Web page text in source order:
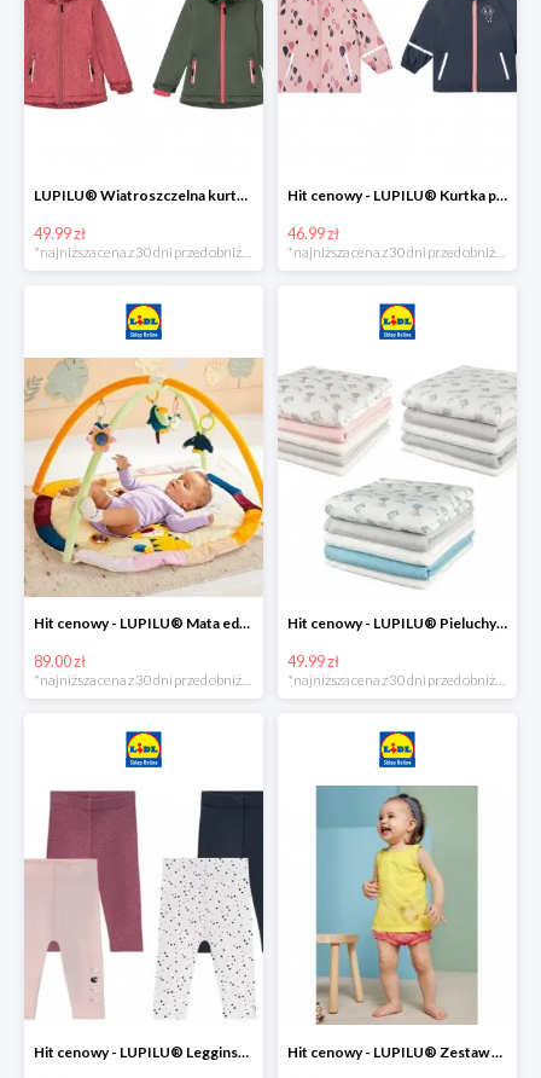
LUPILU® Wiatroszczelna kurtka dziecięca softshell, 1 sztuka
49.99 zł
Hit cenowy - LUPILU® Kurtka przeciwdeszczowa dziewczęca, 1 sztuka
46.99 zł
Hit cenowy - LUPILU® Mata edukacyjna dla niemowląt, 1 sztuka
89.00 zł
*najniższa cena z 30 dni przed obniżką
Hit cenowy - LUPILU® Pieluchy tetrowe 80x80 cm, z biobawełny, 5 sztuk
49.99 zł
*najniższa cena z 30 dni przed obniżką
Hit cenowy - LUPILU® Legginsy niemowlęce z biobawełną, 2 pary Hit cenowy - LUPILU® Zestaw dziecięcy z biobawełny (body + koszulka + spodenki), 1 komplet